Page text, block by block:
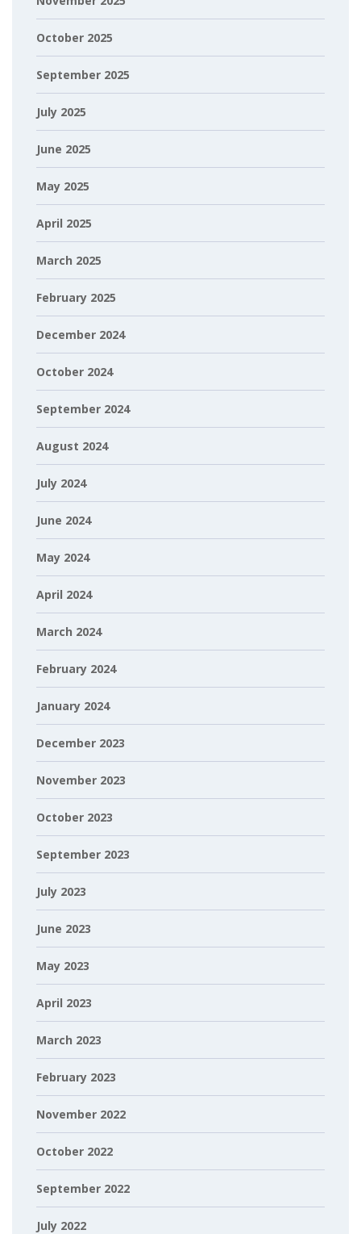
October 2025
September 2025
July 2025
June 2025
May 2025
April 2025
March 2025
February 2025
December 2024
October 2024
September 2024
August 2024
July 2024
June 2024
May 2024
April 2024
March 2024
February 2024
January 2024
December 2023
November 2023
October 2023
September 2023
July 2023
June 2023
May 2023
April 2023
March 2023
February 2023
November 2022
October 2022
September 2022
July 2022